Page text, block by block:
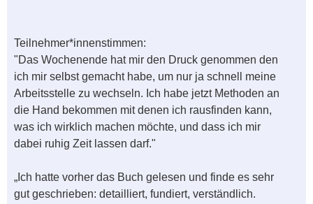
Teilnehmer*innenstimmen:
"Das Wochenende hat mir den Druck genommen den
ich mir selbst gemacht habe, um nur ja schnell meine
Arbeitsstelle zu wechseln. Ich habe jetzt Methoden an
die Hand bekommen mit denen ich rausfinden kann,
was ich wirklich machen möchte, und dass ich mir
dabei ruhig Zeit lassen darf."
„Ich hatte vorher das Buch gelesen und finde es sehr
gut geschrieben: detailliert, fundiert, verständlich.